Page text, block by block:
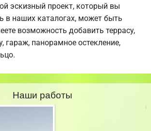
эскизный проект, который вы
в наших каталогах, может быть
возможность добавить террасу,
гараж, панорамное остекление,
Наши работы